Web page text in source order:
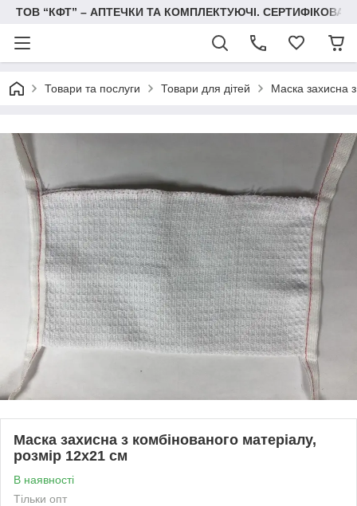
ТОВ “КФТ” – АПТЕЧКИ ТА КОМПЛЕКТУЮЧІ.
Товари та послуги Товари для дітей Маска захисна
Маска захисна з комбінованого матеріалу,
розмір 12х21 см
В наявності
Тільки опт